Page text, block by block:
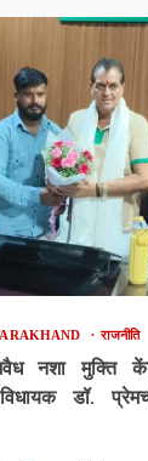
राजनीति
नशा मुक्ति
विधायक डॉ.